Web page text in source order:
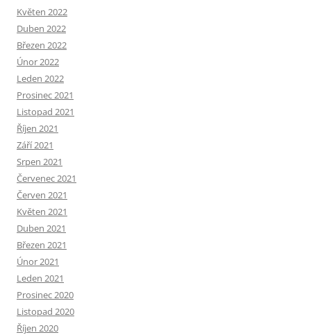
Květen 2022
Duben 2022
Březen 2022
Únor 2022
Leden 2022
Prosinec 2021
Listopad 2021
Říjen 2021
Září 2021
Srpen 2021
Červenec 2021
Červen 2021
Květen 2021
Duben 2021
Březen 2021
Únor 2021
Leden 2021
Prosinec 2020
Listopad 2020
Říjen 2020